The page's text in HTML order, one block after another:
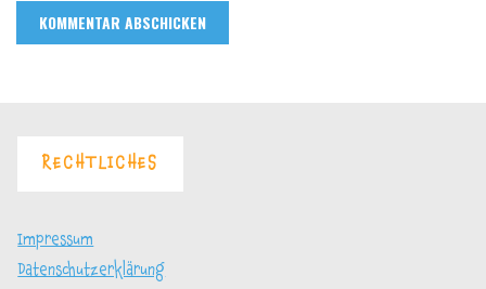
RECHTLICHES
Impressum
Datenschutzerklärung